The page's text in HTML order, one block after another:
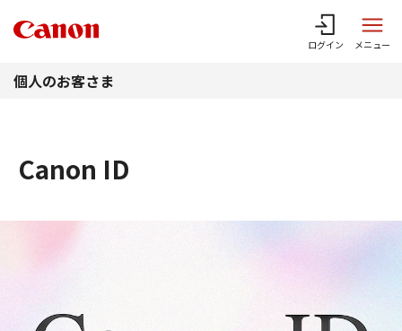
ログイン メニュー
個人のお客さま
Canon ID